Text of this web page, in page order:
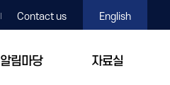
Contact us English
알림마당 자료실